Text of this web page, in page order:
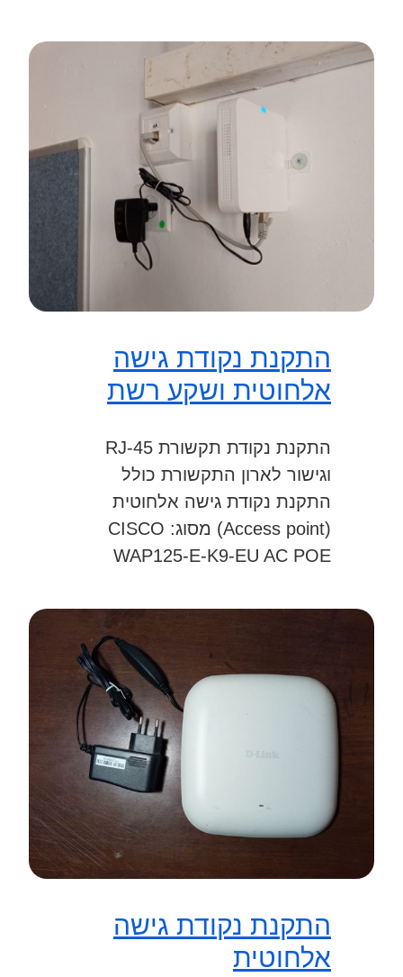
התקנת נקודת גישה
אלחוטית ושקע רשת
התקנת נקודת תקשורת RJ-45
וגישור לארון התקשורת כולל
התקנת נקודת גישה אלחוטית
(Access point) מסוג: CISCO
WAP125-E-K9-EU AC POE
התקנת נקודת גישה
אלחוטית